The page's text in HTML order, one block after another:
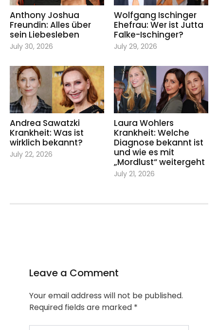
Anthony Joshua
Freundin: Alles über
sein Liebesleben
July 30, 2026
Wolfgang Ischinger
Ehefrau: Wer ist Jutta
Falke-Ischinger?
July 29, 2026
Andrea Sawatzki
Krankheit: Was ist
wirklich bekannt?
July 22, 2026
Laura Wohlers
Krankheit: Welche
Diagnose bekannt ist
und wie es mit
„Mordlust“ weitergeht
July 21, 2026
Leave a Comment
Your email address will not be published.
Required fields are marked *